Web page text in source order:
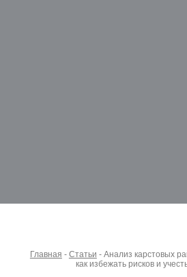
Главная - Статьи - Анализ карстовых
как избежать рисков и